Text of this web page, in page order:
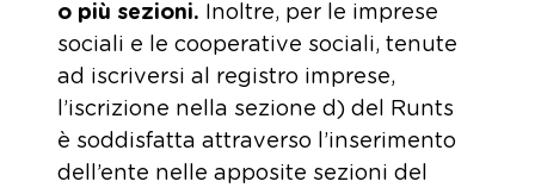
o più sezioni. Inoltre, per le imprese
sociali e le cooperative sociali, tenute
ad iscriversi al registro imprese,
l’iscrizione nella sezione d) del Runts
è soddisfatta attraverso l’inserimento
dell’ente nelle apposite sezioni del